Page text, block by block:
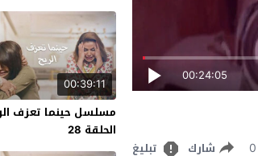
00:24:05
0 شارك تبليغ
00:39:11
مسلسل حينما تعزف
الحلقة 28